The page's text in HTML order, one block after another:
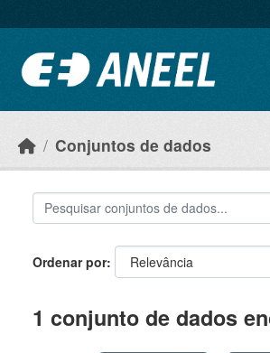
Conjuntos de dados
Ordenar por
1 conjunto de dados